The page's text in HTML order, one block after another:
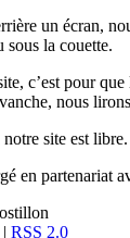
un écran,
sous la couette.
c’est pour
nous
site est libre.
en partenariat
| RSS 2.0